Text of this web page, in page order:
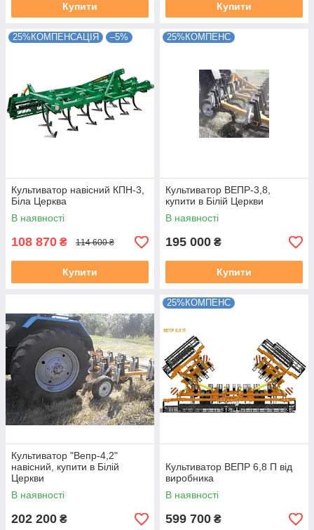
Купити Купити
25%КОМПЕНСАЦІЯ –5%
Культиватор навісний КПН-3,
Біла Церква
В наявності
108 870 ₴ 114 600 ₴
Купити
25%КОМПЕНС
Культиватор ВЕПР-3,8,
купити в Білій Церкви
В наявності
195 000 ₴
Купити
Культиватор "Вепр-4,2"
навісний, купити в Білій
Церкви
В наявності
202 200 ₴
25%КОМПЕНС
Культиватор ВЕПР 6,8 П від
виробника
В наявності
599 700 ₴